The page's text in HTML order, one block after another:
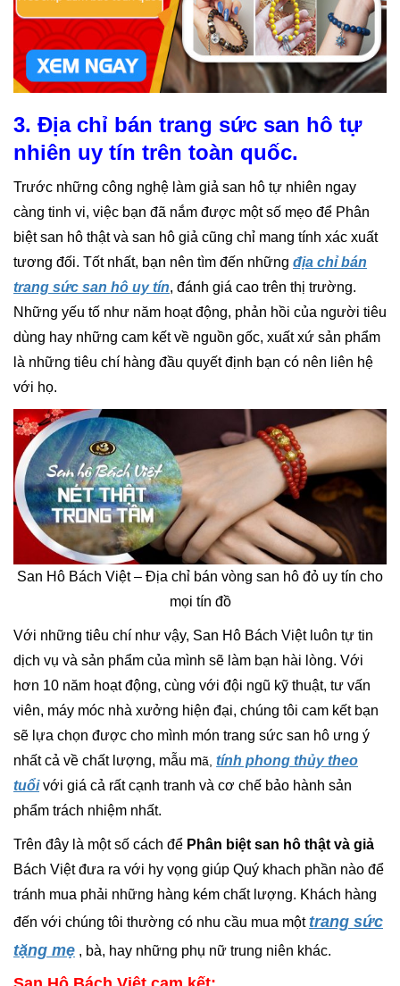
3. Địa chỉ bán trang sức san hô tự
nhiên uy tín trên toàn quốc.
Trước những công nghệ làm giả san hô tự nhiên ngay
càng tinh vi, việc bạn đã nắm được một số mẹo để Phân
biệt san hô thật và san hô giả cũng chỉ mang tính xác xuất
tương đối. Tốt nhất, bạn nên tìm đến những địa chỉ bán
trang sức san hô uy tín, đánh giá cao trên thị trường.
Những yếu tố như năm hoạt động, phản hồi của người tiêu
dùng hay những cam kết về nguồn gốc, xuất xứ sản phẩm
là những tiêu chí hàng đầu quyết định bạn có nên liên hệ
với họ.
San Hô Bách Việt – Địa chỉ bán vòng san hô đỏ uy tín cho
mọi tín đồ
Với những tiêu chí như vậy, San Hô Bách Việt luôn tự tin
dịch vụ và sản phẩm của mình sẽ làm bạn hài lòng. Với
hơn 10 năm hoạt động, cùng với đội ngũ kỹ thuật, tư vấn
viên, máy móc nhà xưởng hiện đại, chúng tôi cam kết bạn
sẽ lựa chọn được cho mình món trang sức san hô ưng ý
nhất cả về chất lượng, mẫu mã, tính phong thủy theo
tuổivới giá cả rất cạnh tranh và cơ chế bảo hành sản
phẩm trách nhiệm nhất.
Trên đây là một số cách để Phân biệt san hô thật và giả
Bách Việt đưa ra với hy vọng giúp Quý khach phần nào để
tránh mua phải những hàng kém chất lượng. Khách hàng
đến với chúng tôi thường có nhu cầu mua mộttrang sức
tặng mẹ , bà, hay những phụ nữ trung niên khác.